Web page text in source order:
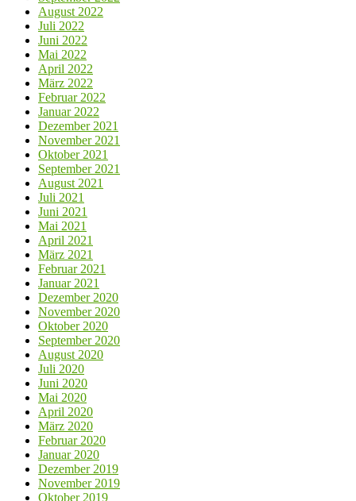
August 2022
Juli 2022
Juni 2022
Mai 2022
April 2022
März 2022
Februar 2022
Januar 2022
Dezember 2021
November 2021
Oktober 2021
September 2021
August 2021
Juli 2021
Juni 2021
Mai 2021
April 2021
März 2021
Februar 2021
Januar 2021
Dezember 2020
November 2020
Oktober 2020
September 2020
August 2020
Juli 2020
Juni 2020
Mai 2020
April 2020
März 2020
Februar 2020
Januar 2020
Dezember 2019
November 2019
Oktober 2019